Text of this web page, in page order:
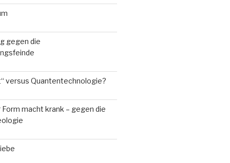
gegen die
versus Quantentechnologie?
Form macht krank – gegen die